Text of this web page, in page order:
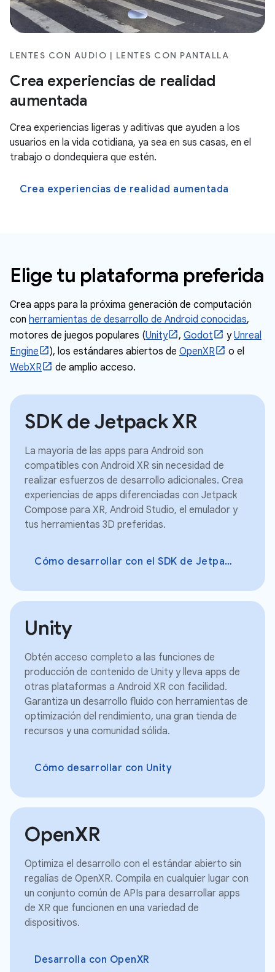
LENTES CON AUDIO | LENTES CON PANTALLA
Crea experiencias de realidad
aumentada
Crea experiencias ligeras y aditivas que ayuden a los
usuarios en la vida cotidiana, ya sea en sus casas, en el
trabajo o dondequiera que estén.
Crea experiencias de realidad aumentada
Elige tu plataforma preferida
Crea apps para la próxima generación de computación
con herramientas de desarrollo de Android conocidas,
motores de juegos populares (Unity , Godot yUnreal
Engine
), los estándares abiertos de OpenXR
o el
WebXR
de amplio acceso.
SDK de Jetpack XR
La mayoría de las apps para Android son
compatibles con Android XR sin necesidad de
realizar esfuerzos de desarrollo adicionales. Crea
experiencias de apps diferenciadas con Jetpack
Compose para XR, Android Studio, el emulador y
tus herramientas 3D preferidas.
Cómo desarrollar con el SDK de Jetpack XR
Unity
Obtén acceso completo a las funciones de
producción de contenido de Unity y lleva apps de
otras plataformas a Android XR con facilidad.
Garantiza un desarrollo fluido con herramientas de
optimización del rendimiento, una gran tienda de
recursos y una comunidad sólida.
Cómo desarrollar con Unity
OpenXR
Optimiza el desarrollo con el estándar abierto sin
regalías de OpenXR. Compila en cualquier lugar con
un conjunto común de APIs para desarrollar apps
de XR que funcionen en una variedad de
dispositivos.
Desarrolla con OpenXR